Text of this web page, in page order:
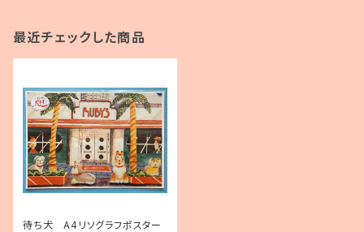
最近チェックした商品
待ち犬 A4リソグラフポスター